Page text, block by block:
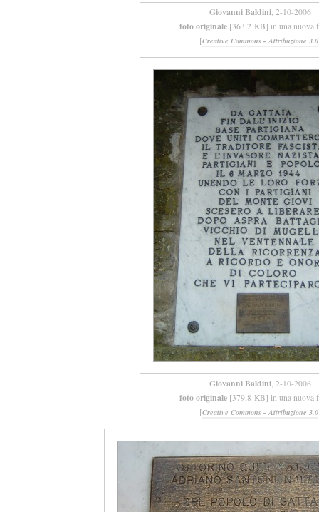
Giovanni Baldini , 2-10-2006
foto originale [363,2 KB] in una nuova
[Creative Commons - Attribuzione 3.0
Giovanni Baldini , 2-10-2006
foto originale [379,8 KB] in una nuova
[Creative Commons - Attribuzione 3.0